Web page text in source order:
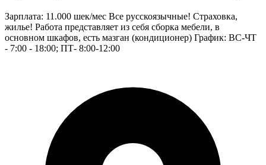
Зарплата: 11.000 шек/мес Все русскоязычные! Страховка,
жилье! Работа представляет из себя сборка мебели, в
основном шкафов, есть мазган (кондиционер) График: ВС-ЧТ
- 7:00 - 18:00; ПТ- 8:00-12:00